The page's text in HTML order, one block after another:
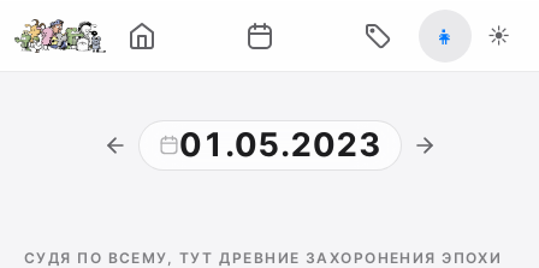
👧 ☀️
01.05.2023
СУДЯ ПО ВСЕМУ, ТУТ ДРЕВНИЕ ЗАХОРОНЕНИЯ ЭПОХИ